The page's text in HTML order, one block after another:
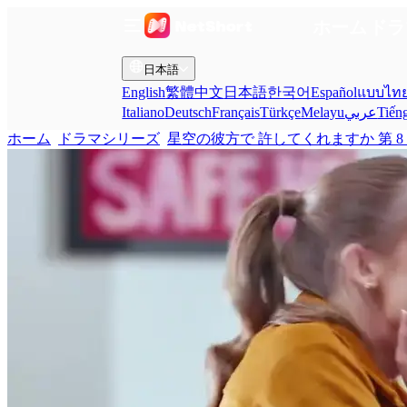
日本語
English繁體中文 日本語한국어Españolแบบไท
ItalianoDeutschFrançaisTürkçeMelayuعربي
ホーム
ドラマシリーズ 星空の彼方で 許してくれますか 第 8